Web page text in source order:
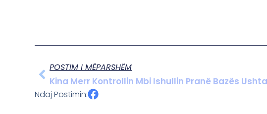
POSTIM I MËPARSHËM
Kina Merr Kontrollin Mbi Ishullin Pranë Bazës
Ndaj Postimin: